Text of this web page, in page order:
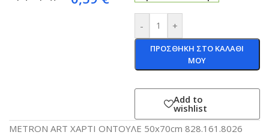
- +
ΠΡΟΣΘΗΚΗ ΣΤΟ ΚΑΛΑΘΙ
ΜΟΥ
Add to
wishlist
METRON ART ΧΑΡΤΙ ΟΝΤΟΥΛΕ 50x70cm 828.161.8026